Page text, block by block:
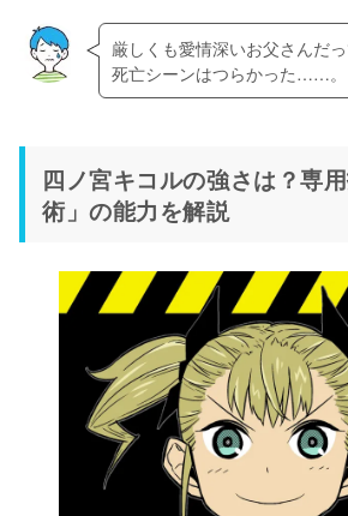
厳しくも愛情深いお父さんだっ
死亡シーンはつらかった……。
四ノ宮キコルの強さは？専
術」の能力を解説